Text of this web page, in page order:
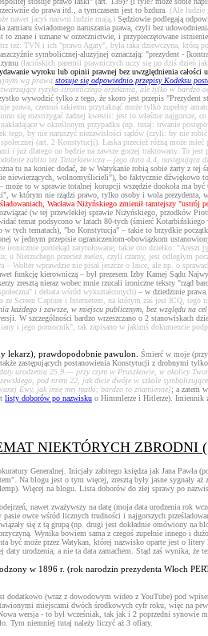
do prawa itd., a tymczasem jest to bzdura. (Ale ludzie
nawet jacyś naiwni ludzie mają.) Sędziowie podlegają
zamiaru świadomego naruszania prawa, czyli bez
i uznane w orzecznictwie, i przypieczętowane
też: TVN i ich "prawo Agaty", była taka dziewczyna, którą
symbolicznej-aluzyjnej oznaczają: "prezydent -
(łacińskich paremii prawniczych uczy się po dziś dzień
wyroku lub opinii prawnej bez uwzględnienia całości
wg prawa stosuje się odpowiednio przepisy Kodeksu
ryzyko stronniczego orzekania, ale tylko w bardzo
wywodzić tylko z tego, że skoro jest przepis "Prezydent
prawa, czemuś takiemu przytaknąć może tylko zupełny
się rozstrzygać żadnej kwestii: jest to właśnie
w określonym przypadku (np. tutaj: trwanie
by nie naruszyć niezawisłości sądów (czyli: by nie
(art. 2 Konstytucji). Łaska przecież różną może
dlatego on będzie na zawsze gorzej traktowany. To jest
zabito też Tatarkiewicza – jego data 4.4,
tu na koniec dodać, że w Watykanie robią sobie żarty z
niewierzących, wolnomyślicieli"), bo faktycznie dźwiękowo
to w sprawie totalnej korupcji wszędzie dookoła ma
w którym nie rządzi prawo, tylko osoby i wola prezydenta,
Wacława Niżyńskiego zmienił tamtejszy "ustrój
(w tej przewlekłej sprawie Niżyńskiego, przodków
temat podsycono w latach 80-tych (śmierć
tych tematach), "bo Konstytucja" – takie to brzydkie
w jednym przepisie ograniczeniom-obowiązkom
ironicznie poniekąd zatytułowane, takie oto dziełko: "Areszt
u Nietzschego przecież melas , czyli czarny, jest odległym
wprawdzie nie pisał jeszcze o łasce, ale np. o
funkcję kierowniczą – był prezesem Izby Karnej Sądu
zresztą nieraz wobec mnie rzucali ironiczne teksty "rząd
i debata wśród wykształconych) – w dziedzinie
Screen Capture i Internetem, na którym zaś jest ICQ, tego
każdego i zawsze, w miejscu publicznym, bez względu na
W szczególności bardzo wrzeszczano o 2 stanowiskach
i jego pomocnik", tak zapisano w jakimś dokumencie
lekarz), prawdopodobnie pawulon. Śmierć w moje
zastępujących postanowienia Konstytucji z drobnymi
urodzenia 25.9 — przy czym w Pruszkowie, w okolicy
pod nrem 22, jak dwie dwóje w szkole
Ewy, jak imię mej matki; bardzo to znamienne]; a zatem
listy doborów po nazwisku o Himmlerze i Hitlerze). Imiennik
NIEKTÓRYCH ZBRODNI
Generalnej. Inicjały zabitego księdza jak Jana
blogu jest o tym więcej, zresztą były jasne sygnały aż
Więcej na blogu. Lista doborów do złej sprawy po
nawet zważywszy na datę (moja data urodzenia rok
owce wśród licznych trudności i najgorszych
się z tą grupą (np. drugi jest dokładnie omówiony
Wynika bowiem sama z czegoś zupełnie innego i
być może przez Watykan, której nazwisko oparte jest o
urodzenia, a nie ta data zamachem. Stąd zaś wynika, że
w 1896 r. (rok narodzin prezydenta Włoch
dodatkowo (wraz z dowodowym wideo z YouTube) pod
miejscami dwóch środkowych cyfr roku, więc na
wersja - to był wcześniak, tak jak i 2 poprzedni synowie
Tym niemniej tutaj należy liczyć aż 3 ofiary.